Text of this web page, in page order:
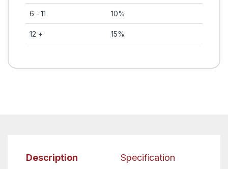
6 - 11 10%
12 + 15%
Description Specification